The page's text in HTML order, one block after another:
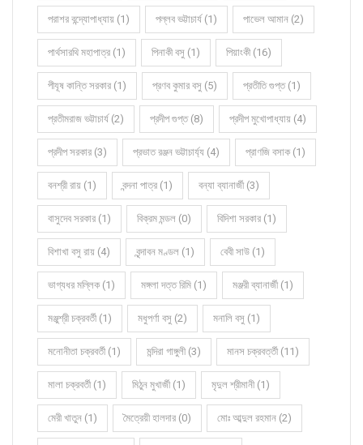
পরাশর বন্দ্যোপাধ্যায় (1) পল্লব ভট্টাচার্য (1) পাভেল আমান (2)
পার্থসারথি মহাপাত্র (1) পিনাকী বসু (1) পিয়াংকী (16)
পীযূষ কান্তি সরকার (1) প্রণব কুমার বসু (5) প্রতীতি গুপ্ত (1)
প্রতীমরাজ ভট্টাচার্য (2) প্রদীপ গুপ্ত (8) প্রদীপ মুখোপাধ্যায় (4)
প্রদীপ সরকার (3) প্রভাত রঞ্জন ভট্টাচার্য্য (4) প্রাণজি বসাক (1)
বনশ্রী রায় (1) বন্দনা পাত্র (1) বন্যা ব্যানার্জী (3)
বাসুদেব সরকার (1) বিক্রম মন্ডল (0) বিদিশা সরকার (1)
বিশাখা বসু রায় (4) বৃন্দাবন মণ্ডল (1) বেবী সাউ (1)
ভাগ্যধর মল্লিক (1) মঙ্গলা দত্ত রিমি (1) মঞ্জরী ব্যানার্জী (1)
মঞ্জুশ্রী চক্রবর্তী (1) মধুপর্ণা বসু (2) মনালি বসু (1)
মনোনীতা চক্রবর্তী (1) মন্দিরা গাঙ্গুলী (3) মানস চক্রবর্ত্তী (11)
মালা চক্রবর্তী (1) মিঠুন মুখার্জী (1) মৃদুল শ্রীমানী (1)
মেরী খাতুন (1) মৈত্রেয়ী হালদার (0) মোঃ আব্দুল রহমান (2)